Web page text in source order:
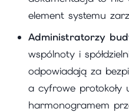
element systemu
Administratorzy
wspólnoty i
odpowiadają za
a cyfrowe protokoły
harmonogramem